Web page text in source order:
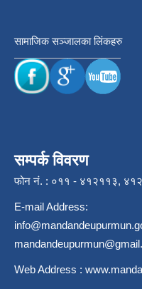
सामाजिक सञ्जालका लिंकहरु
सम्पर्क विवरण
फोन नं. : ०११ - ४१२११३,
E-mail Address:
Web Address :